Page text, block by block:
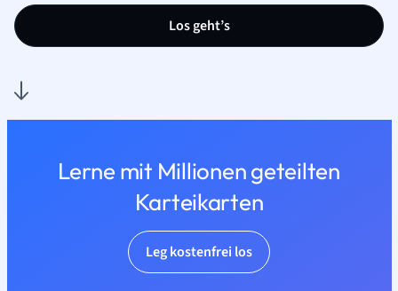
Los geht’s
Lerne mit Millionen geteilten
Karteikarten
Leg kostenfrei los